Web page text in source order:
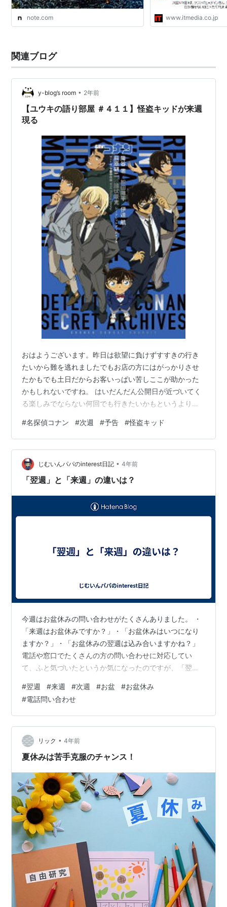
note.com www.itmedia.co.jp
関連ブログ
y-blog’s room • 2年前
【ユウキの語り部屋 ＃４１１】怪盗キッドが来週
現る
おはようございます。昨日は欲望に負けずすすきの行き
たいから難を逃れましたでもお店の方にはがっかりさせ
たかもでも土日だからお客いっぱい苦しここが助かった
かもしれないですね。 はいだんだん公開日が近づいてく
る楽しみでならない何回でも行きたいかもというより今
いことですね。 www.youtube.com はい昨日放送のコナ
ンもすごく面白い内容でしたね。『コナン』【怪盗キッ
ドと王冠マジック】予告映像が公開 ヒントも発表（オリ
コン） - Yahoo!ニュース そして次週は怪盗キッドです
よ、100万ドルの五稜星から黒の組織より出演率が高い？
#名探偵コナン #次週 #予告 #怪盗キッド
じむいんパパのinterest日記 • 4年前
「翌週」と「来週」の違いは？
今週はお盆休みの問い合わせがたくさんありました。 ・
「来週はお盆休みですか？」・「お盆休みはいつになり
ますか？」・「お盆休みの翌週は込み合いますかね？」
電話や窓口でたくさんの方の問い合わせに対応してい
て、ふと気づいたというか気になったのですが、「翌
は同じような...自分はどんな時（どんな場面）で、翌週
と来週を使い分けているんだろう？ 今まであまり意識し
て使い分けていたかなぁ...ちょっと気になったので調べ
てみました。 「翌週」とは話題に挙げられている週を基
準とした次の週のこと、つまりその次の週という意味
で、時間軸の基準が未来か過去にある。 …
#翌週 #来週 #次週 #お盆 #お盆休み
#電話問い合わせ
リック • 4年前
夏休みは苦手克服のチャンス！